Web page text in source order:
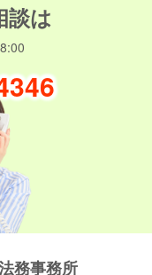
談は
務事務所